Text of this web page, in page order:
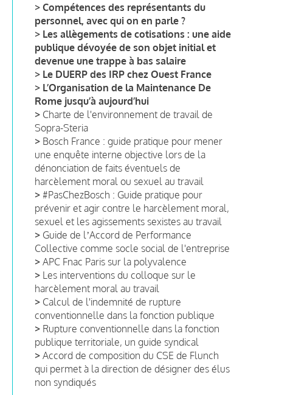
> Compétences des représentants du
personnel, avec qui on en parle ?
> Les allègements de cotisations : une aide
publique dévoyée de son objet initial et
devenue une trappe à bas salaire
> Le DUERP des IRP chez Ouest France
> L’Organisation de la Maintenance De
Rome jusqu’à aujourd’hui
> Charte de l'environnement de travail de
Sopra-Steria
> Bosch France : guide pratique pour mener
une enquête interne objective lors de la
dénonciation de faits éventuels de
harcèlement moral ou sexuel au travail
> #PasChezBosch : Guide pratique pour
prévenir et agir contre le harcèlement moral,
sexuel et les agissements sexistes au travail
> Guide de lʼAccord de Performance
Collective comme socle social de l'entreprise
> APC Fnac Paris sur la polyvalence
> Les interventions du colloque sur le
harcèlement moral au travail
> Calcul de l'indemnité de rupture
conventionnelle dans la fonction publique
> Rupture conventionnelle dans la fonction
publique territoriale, un guide syndical
> Accord de composition du CSE de Flunch
qui permet à la direction de désigner des élus
non syndiqués